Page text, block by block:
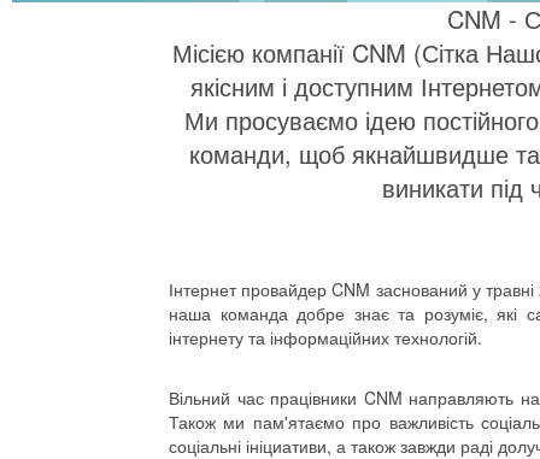
CNM -
Місією компанії CNM (Сітка
якісним і доступним
Ми просуваємо ідею
команди, щоб якнайшвидше та
виникати під
Інтернет провайдер CNM заснований у
наша команда добре знає та розуміє, які
інтернету та інформаційних технологій.
Вільний час працівники CNM направляють
Також ми пам'ятаємо про важливість
соціальні ініциативи, а також завжди раді